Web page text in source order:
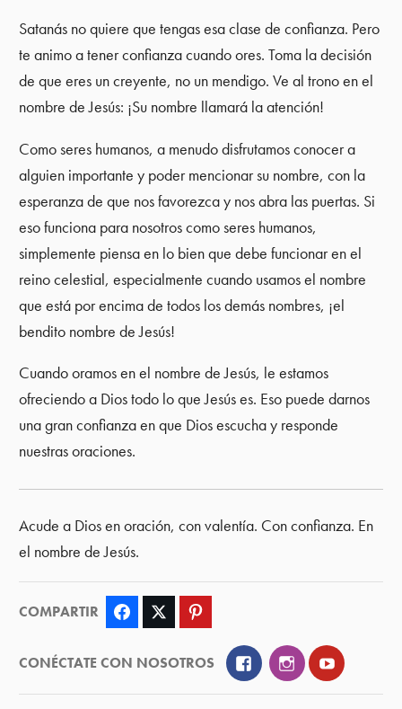
Satanás no quiere que tengas esa clase de confianza. Pero
te animo a tener confianza cuando ores. Toma la decisión
de que eres un creyente, no un mendigo. Ve al trono en el
nombre de Jesús: ¡Su nombre llamará la atención!
Como seres humanos, a menudo disfrutamos conocer a
alguien importante y poder mencionar su nombre, con la
esperanza de que nos favorezca y nos abra las puertas. Si
eso funciona para nosotros como seres humanos,
simplemente piensa en lo bien que debe funcionar en el
reino celestial, especialmente cuando usamos el nombre
que está por encima de todos los demás nombres, ¡el
bendito nombre de Jesús!
Cuando oramos en el nombre de Jesús, le estamos
ofreciendo a Dios todo lo que Jesús es. Eso puede darnos
una gran confianza en que Dios escucha y responde
nuestras oraciones.
Acude a Dios en oración, con valentía. Con confianza. En
el nombre de Jesús.
COMPARTIR Facebook Twitter
CONÉCTATE CON NOSOTROS FacebookInstagramYouTube